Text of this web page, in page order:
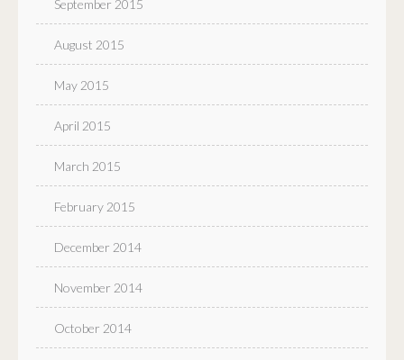
September 2015
August 2015
May 2015
April 2015
March 2015
February 2015
December 2014
November 2014
October 2014